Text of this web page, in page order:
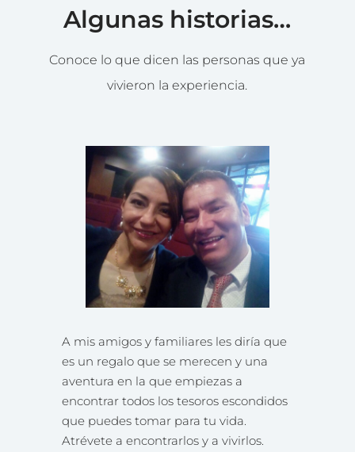
Algunas historias…
Conoce lo que dicen las personas que ya
vivieron la experiencia.
A mis amigos y familiares les diría que
es un regalo que se merecen y una
aventura en la que empiezas a
encontrar todos los tesoros escondidos
que puedes tomar para tu vida.
Atrévete a encontrarlos y a vivirlos.